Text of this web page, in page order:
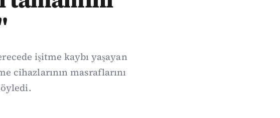
işitme kaybı yaşayan
cihazlarının masraflarını